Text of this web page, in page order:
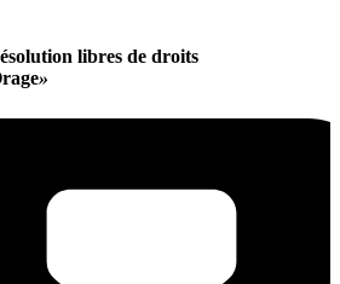
libres de droits